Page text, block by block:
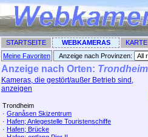
STARTSEITE WEBKAMERAS KARTE
Meine Favoriten
Anzeige nach Provinzen: